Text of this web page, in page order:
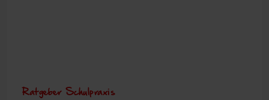
Ratgeber Schulpraxis